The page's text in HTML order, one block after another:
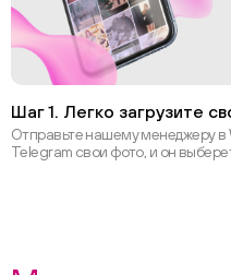
Шаг 1. Легко загрузите
Отправьте нашему менеджеру в
Telegram свои фото, и он